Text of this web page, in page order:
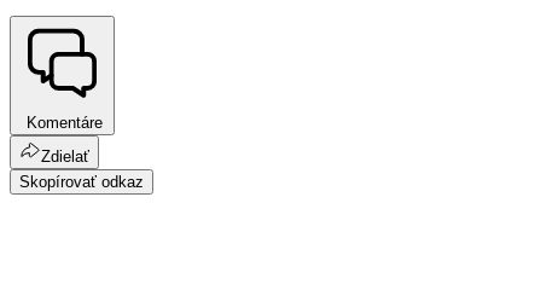
Komentáre
Zdielať
Skopírovať odkaz